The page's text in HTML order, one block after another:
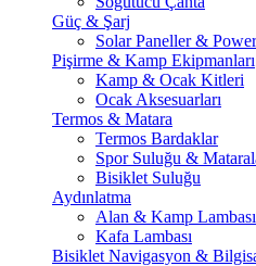
Güç & Şarj
Solar Paneller &
Pişirme & Kamp Ekipmanları
Kamp & Ocak Kitleri
Ocak Aksesuarları
Termos & Matara
Termos Bardaklar
Spor Suluğu &
Bisiklet Suluğu
Aydınlatma
Alan & Kamp Lambası
Kafa Lambası
Bisiklet Navigasyon &